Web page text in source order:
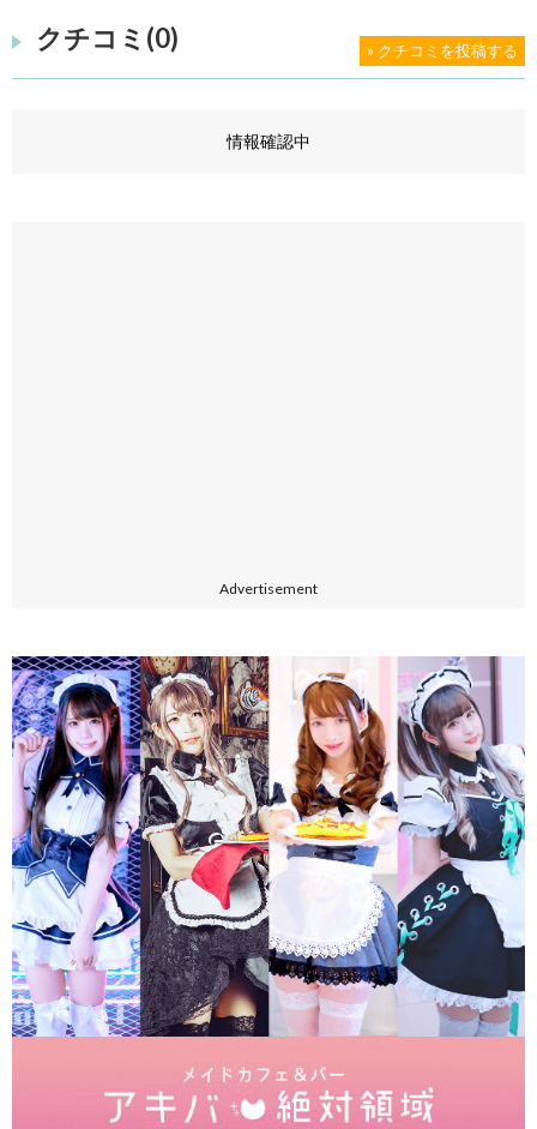
クチコミ(0) » クチコミを投稿する
情報確認中
Advertisement